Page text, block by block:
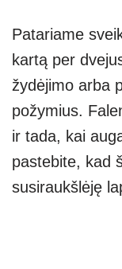
Patariame
kartą per
žydėjimo arba
požymius.
ir tada, kai
pastebite, kad
susiraukšlėję